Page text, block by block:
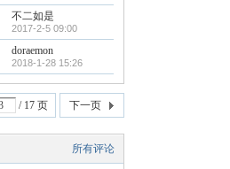
不二如是
2017-2-5 09:00
doraemon
2018-1-28 15:26
/ 17 页 下一页
所有评论